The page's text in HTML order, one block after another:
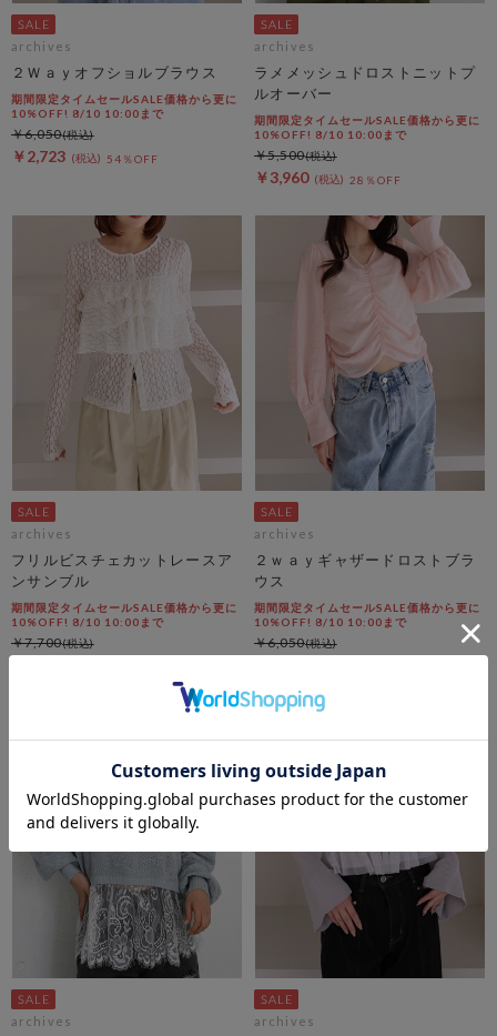
archives
２Ｗａｙオフショルブラウス
期間限定タイムセールSALE価格から更に
10%OFF! 8/10 10:00まで
￥2,723 54％OFF
￥6,050
archives
ラメメッシュドロストニットプ
ルオーバー
期間限定タイムセールSALE価格から更に
10%OFF! 8/10 10:00まで
￥3,960 28％OFF
￥5,500
archives
フリルビスチェカットレースア
ンサンブル
期間限定タイムセールSALE価格から更に
10%OFF! 8/10 10:00まで
￥7,700
archives
２ｗａｙギャザードロストブラ
ウス
期間限定タイムセールSALE価格から更に
10%OFF! 8/10 10:00まで
￥6,050
archives archives